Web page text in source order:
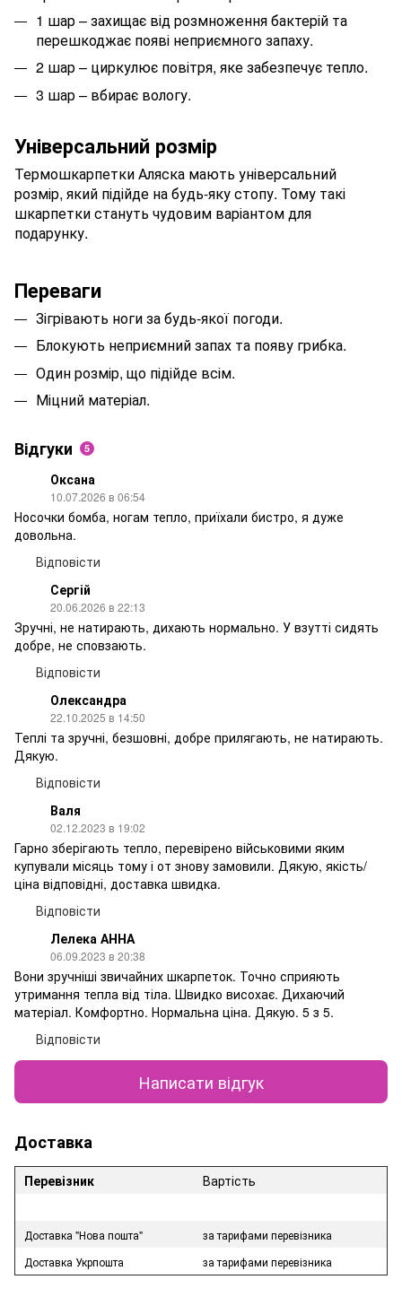
1 шар – захищає від розмноження бактерій та
перешкоджає появі неприємного запаху.
2 шар – циркулює повітря, яке забезпечує тепло.
3 шар – вбирає вологу.
Універсальний розмір
Термошкарпетки Аляска мають універсальний
розмір, який підійде на будь-яку стопу. Тому такі
шкарпетки стануть чудовим варіантом для
подарунку.
Переваги
Зігрівають ноги за будь-якої погоди.
Блокують неприємний запах та появу грибка.
Один розмір, що підійде всім.
Міцний матеріал.
Відгуки 5
Оксана
10.07.2026 в 06:54
Носочки бомба, ногам тепло, приїхали бистро, я дуже
довольна.
Відповісти
Сергій
20.06.2026 в 22:13
Зручні, не натирають, дихають нормально. У взутті сидять
добре, не сповзають.
Відповісти
Олександра
22.10.2025 в 14:50
Теплі та зручні, безшовні, добре прилягають, не натирають.
Дякую.
Відповісти
Валя
02.12.2023 в 19:02
Гарно зберігають тепло, перевірено військовими яким
купували місяць тому і от знову замовили. Дякую, якість/
ціна відповідні, доставка швидка.
Відповісти
Лелека АННА
06.09.2023 в 20:38
Вони зручніші звичайних шкарпеток. Точно сприяють
утримання тепла від тіла. Швидко висохає. Дихаючий
матеріал. Комфортно. Нормальна ціна. Дякую. 5 з 5.
Відповісти
Написати відгук
Доставка
Перевізник Вартість
Доставка "Нова пошта"
за тарифами перевізника
Доставка Укрпошта
за тарифами перевізника